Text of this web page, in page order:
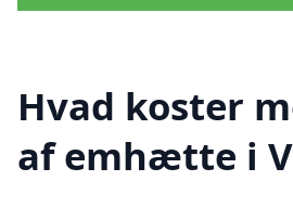
Hvad koster
af emhætte i